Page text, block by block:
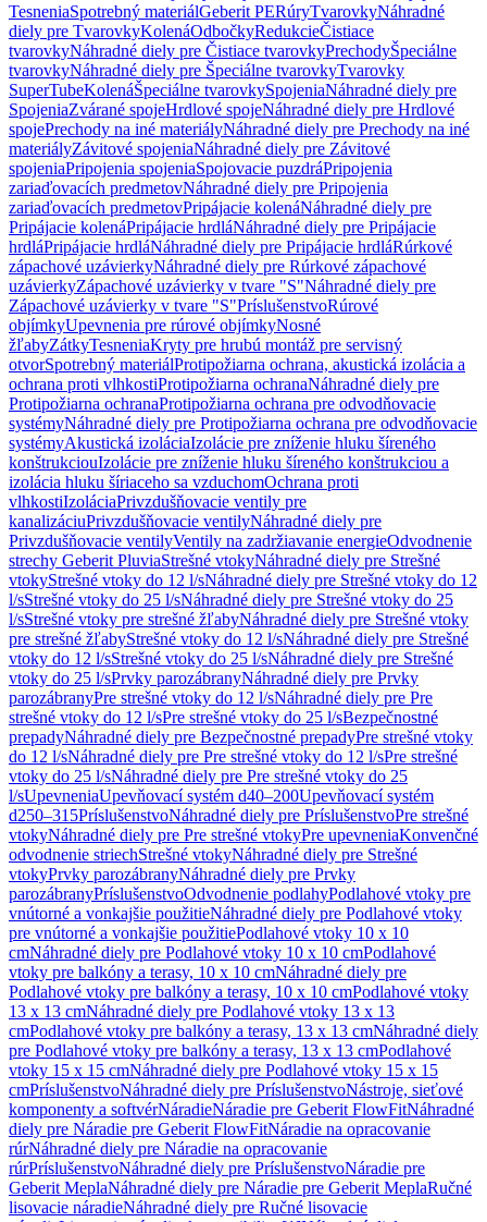
TesneniaSpotrebný materiálGeberit PERúryTvarovkyNáhradné
diely pre TvarovkyKolenáOdbočkyRedukcieČistiace
tvarovkyNáhradné diely pre Čistiace tvarovkyPrechodyŠpeciálne
tvarovkyNáhradné diely pre Špeciálne tvarovkyTvarovky
SuperTubeKolenáŠpeciálne tvarovkySpojeniaNáhradné diely pre
SpojeniaZvárané spojeHrdlové spojeNáhradné diely pre Hrdlové
spojePrechody na iné materiályNáhradné diely pre Prechody na iné
materiályZávitové spojeniaNáhradné diely pre Závitové
spojeniaPripojenia spojeniaSpojovacie puzdráPripojenia
zariaďovacích predmetovNáhradné diely pre Pripojenia
zariaďovacích predmetovPripájacie kolenáNáhradné diely pre
Pripájacie kolenáPripájacie hrdláNáhradné diely pre Pripájacie
hrdláPripájacie hrdláNáhradné diely pre Pripájacie hrdláRúrkové
zápachové uzávierkyNáhradné diely pre Rúrkové zápachové
uzávierkyZápachové uzávierky v tvare "S"Náhradné diely pre
Zápachové uzávierky v tvare "S"PríslušenstvoRúrové
objímkyUpevnenia pre rúrové objímkyNosné
žľabyZátkyTesneniaKryty pre hrubú montáž pre servisný
otvorSpotrebný materiálProtipožiarna ochrana, akustická izolácia a
ochrana proti vlhkostiProtipožiarna ochranaNáhradné diely pre
Protipožiarna ochranaProtipožiarna ochrana pre odvodňovacie
systémyNáhradné diely pre Protipožiarna ochrana pre odvodňovacie
systémyAkustická izoláciaIzolácie pre zníženie hluku šíreného
konštrukciouIzolácie pre zníženie hluku šíreného konštrukciou a
izolácia hluku šíriaceho sa vzduchomOchrana proti
vlhkostiIzoláciaPrivzdušňovacie ventily pre
kanalizáciuPrivzdušňovacie ventilyNáhradné diely pre
Privzdušňovacie ventilyVentily na zadržiavanie energieOdvodnenie
strechy Geberit PluviaStrešné vtokyNáhradné diely pre Strešné
vtokyStrešné vtoky do 12 l/sNáhradné diely pre Strešné vtoky do 12
l/sStrešné vtoky do 25 l/sNáhradné diely pre Strešné vtoky do 25
l/sStrešné vtoky pre strešné žľabyNáhradné diely pre Strešné vtoky
pre strešné žľabyStrešné vtoky do 12 l/sNáhradné diely pre Strešné
vtoky do 12 l/sStrešné vtoky do 25 l/sNáhradné diely pre Strešné
vtoky do 25 l/sPrvky parozábranyNáhradné diely pre Prvky
parozábranyPre strešné vtoky do 12 l/sNáhradné diely pre Pre
strešné vtoky do 12 l/sPre strešné vtoky do 25 l/sBezpečnostné
prepadyNáhradné diely pre Bezpečnostné prepadyPre strešné vtoky
do 12 l/sNáhradné diely pre Pre strešné vtoky do 12 l/sPre strešné
vtoky do 25 l/sNáhradné diely pre Pre strešné vtoky do 25
l/sUpevneniaUpevňovací systém d40–200Upevňovací systém
d250–315PríslušenstvoNáhradné diely pre PríslušenstvoPre strešné
vtokyNáhradné diely pre Pre strešné vtokyPre upevneniaKonvenčné
odvodnenie striechStrešné vtokyNáhradné diely pre Strešné
vtokyPrvky parozábranyNáhradné diely pre Prvky
parozábranyPríslušenstvoOdvodnenie podlahyPodlahové vtoky pre
vnútorné a vonkajšie použitieNáhradné diely pre Podlahové vtoky
pre vnútorné a vonkajšie použitiePodlahové vtoky 10 x 10
cmNáhradné diely pre Podlahové vtoky 10 x 10 cmPodlahové
vtoky pre balkóny a terasy, 10 x 10 cmNáhradné diely pre
Podlahové vtoky pre balkóny a terasy, 10 x 10 cmPodlahové vtoky
13 x 13 cmNáhradné diely pre Podlahové vtoky 13 x 13
cmPodlahové vtoky pre balkóny a terasy, 13 x 13 cmNáhradné diely
pre Podlahové vtoky pre balkóny a terasy, 13 x 13 cmPodlahové
vtoky 15 x 15 cmNáhradné diely pre Podlahové vtoky 15 x 15
cmPríslušenstvoNáhradné diely pre PríslušenstvoNástroje, sieťové
komponenty a softvérNáradieNáradie pre Geberit FlowFitNáhradné
diely pre Náradie pre Geberit FlowFitNáradie na opracovanie
rúrNáhradné diely pre Náradie na opracovanie
rúrPríslušenstvoNáhradné diely pre PríslušenstvoNáradie pre
Geberit MeplaNáhradné diely pre Náradie pre Geberit MeplaRučné
lisovacie náradieNáhradné diely pre Ručné lisovacie